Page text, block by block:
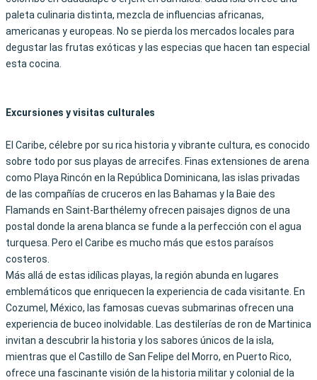
paleta culinaria distinta, mezcla de influencias africanas,
americanas y europeas. No se pierda los mercados locales para
degustar las frutas exóticas y las especias que hacen tan especial
esta cocina.
Excursiones y visitas culturales
El Caribe, célebre por su rica historia y vibrante cultura, es conocido
sobre todo por sus playas de arrecifes. Finas extensiones de arena
como Playa Rincón en la República Dominicana, las islas privadas
de las compañías de cruceros en las Bahamas y la Baie des
Flamands en Saint-Barthélemy ofrecen paisajes dignos de una
postal donde la arena blanca se funde a la perfección con el agua
turquesa. Pero el Caribe es mucho más que estos paraísos
costeros.
Más allá de estas idílicas playas, la región abunda en lugares
emblemáticos que enriquecen la experiencia de cada visitante. En
Cozumel, México, las famosas cuevas submarinas ofrecen una
experiencia de buceo inolvidable. Las destilerías de ron de Martinica
invitan a descubrir la historia y los sabores únicos de la isla,
mientras que el Castillo de San Felipe del Morro, en Puerto Rico,
ofrece una fascinante visión de la historia militar y colonial de la